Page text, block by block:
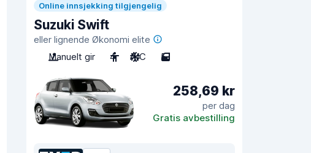
Online innsjekking tilgjengelig
Suzuki Swift
eller lignende Økonomi elite
Manuelt gir
4 A/C 5
258,69 kr
per dag
Gratis avbestilling